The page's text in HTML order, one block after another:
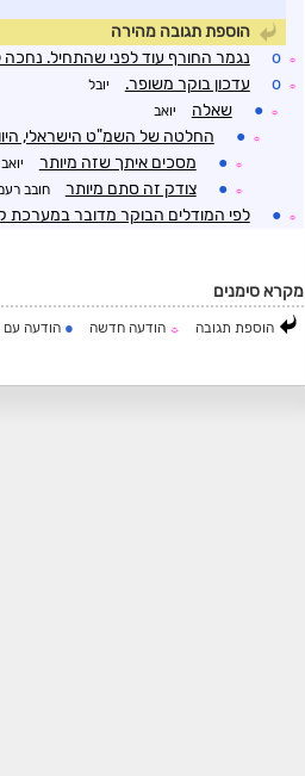
הוספת תגובה מהירה
☼
o נגמר החורף עוד לפני שהתחיל.
☼
o עדכון בוקר משופר. יובל
☼
● שאלה יואב
☼
● החלטה של השמ"ט הישראלי,
☼
● מסכים איתך שזה מיותר יואב
☼
● צודק זה סתם מיותר חובב
☼
● לפי המודלים הבוקר מדובר במערכת
מקרא סימנים
הוספת תגובה ☼ הודעה חדשה ● הודעה עם